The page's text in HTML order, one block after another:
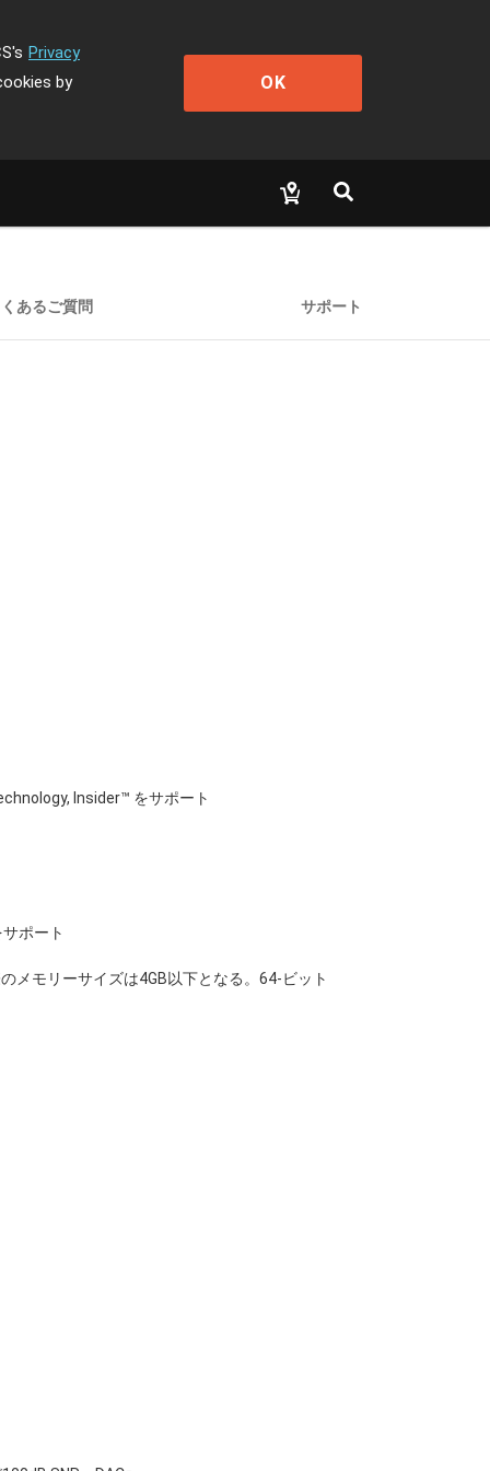
Privacy
by
OK
あるご質問 サポート
Insider™ をサポート
ポート
メモリーサイズは4GB以下となる。64-ビット